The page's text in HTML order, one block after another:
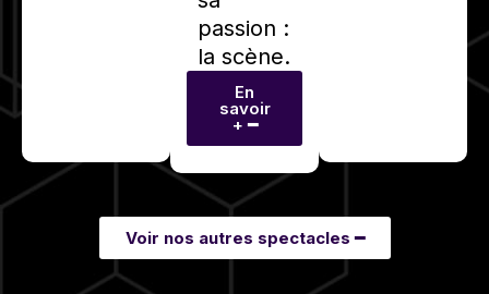
passion :
la scène.
En
savoir
+ ━
Voir nos autres spectacles ━